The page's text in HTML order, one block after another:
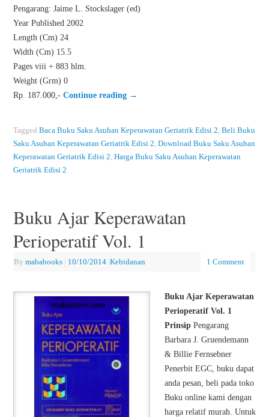
Pengarang: Jaime L. Stockslager (ed)
Year Published 2002
Length (Cm) 24
Width (Cm) 15.5
Pages viii + 883 hlm.
Weight (Grm) 0
Rp. 187.000,- Continue reading →
Tagged Baca Buku Saku Asuhan Keperawatan Geriatrik Edisi 2, Beli Buku
Saku Asuhan Keperawatan Geriatrik Edisi 2, Download Buku Saku Asuhan
Keperawatan Geriatrik Edisi 2, Harga Buku Saku Asuhan Keperawatan
Geriatrik Edisi 2
Buku Ajar Keperawatan
Perioperatif Vol. 1
By mababooks | 10/10/2014 |Kebidanan 1 Comment
Buku Ajar Keperawatan
Perioperatif Vol. 1
PrinsipPengarang
Barbara J. Gruendemann
& Billie Fernsebner
Penerbit EGC, buku dapat
anda pesan, beli pada toko
Buku online kami dengan
harga relatif murah. Untuk